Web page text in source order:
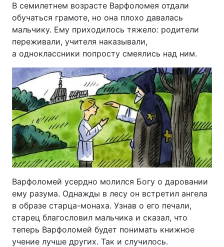
Україна Політика
Економіка Світ
Спорт Наука
Техно і зв'язок Лайт
Зброя Інциденти
Здоров'я Туризм
Цікавинки Погода
Екологія Регіони
Лонгріди
Відео з Youtube Статті
Інтерв'ю Думки
В семилетнем возрасте Варфоломея отдали
обучаться грамоте, но она плохо давалась
мальчику. Ему приходилось тяжело: родители
переживали, учителя наказывали,
а одноклассники попросту смеялись над ним.
Варфоломей усердно молился Богу о даровании
ему разума. Однажды в лесу он встретил ангела
в образе старца-монаха. Узнав о его печали,
старец благословил мальчика и сказал, что
теперь Варфоломей будет понимать книжное
учение лучше других. Так и случилось.